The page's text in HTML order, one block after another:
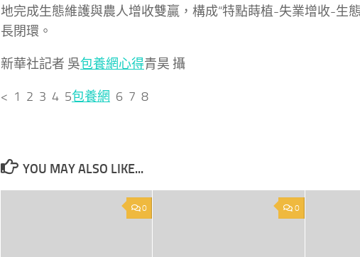
地完成生態維護與農人增收雙贏，構成“特點蒔植-失業增收-生
長閉環。
新華社記者 吳包養網心得青昊 攝
< 1 2 3 4 5包養網 6 7 8
YOU MAY ALSO LIKE...
0 0